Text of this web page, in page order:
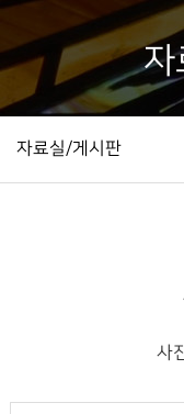
자료실/게시판
자
사